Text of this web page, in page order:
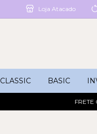
Loja Atacado
CLASSIC BASIC
FRETE GRÁTIS SUL,